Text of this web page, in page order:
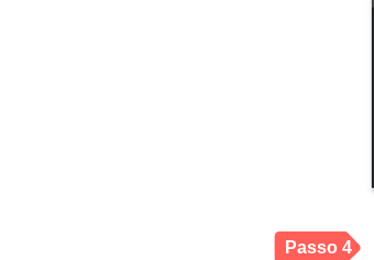
Passo 4